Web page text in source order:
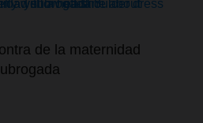
de la maternidad